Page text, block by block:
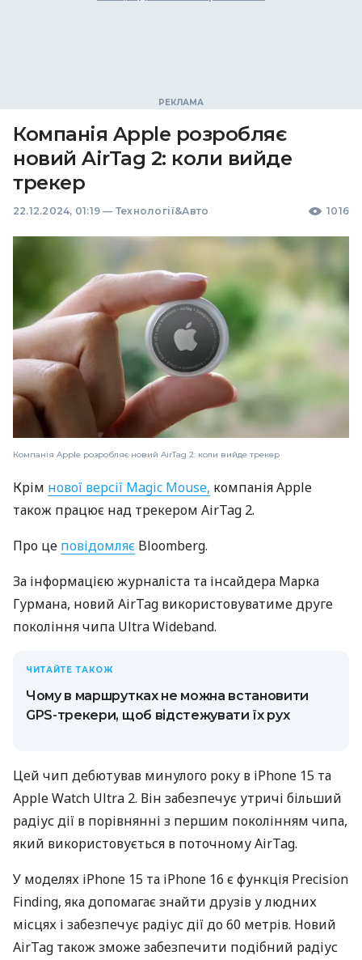
Компанія Apple розробляє
новий AirTag 2: коли вийде
трекер
22.12.2024, 01:19 — Технології&Авто 1016
Компанія Apple розробляє новий AirTag 2: коли вийде трекер
Крім нової версії Magic Mouse, компанія Apple
також працює над трекером AirTag 2.
Про це повідомляє Bloomberg.
За інформацією журналіста та інсайдера Марка
Гурмана, новий AirTag використовуватиме друге
покоління чипа Ultra Wideband.
ЧИТАЙТЕ ТАКОЖ
Чому в маршрутках не можна встановити
GPS-трекери, щоб відстежувати їх рух
Цей чип дебютував минулого року в iPhone 15 та
Apple Watch Ultra 2. Він забезпечує утричі більший
радіус дії в порівнянні з першим поколінням чипа,
який використовується в поточному AirTag.
У моделях iPhone 15 та iPhone 16 є функція Precision
Finding, яка допомагає знайти друзів у людних
місцях і забезпечує радіус дії до 60 метрів. Новий
AirTag також зможе забезпечити подібний радіус